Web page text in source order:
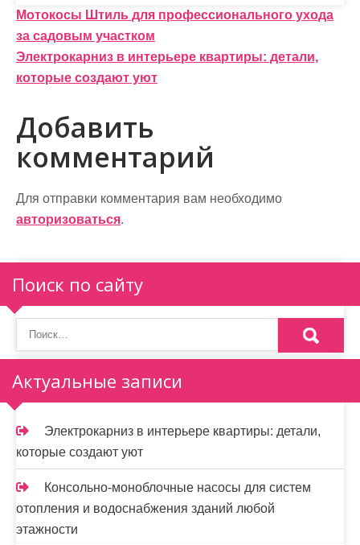
Н
а
в
и
г
а
ц
и
я
п
о
з
а
п
и
с
я
м
Мотокосы Штиль для профессионального ухода
за садовым участком
Электрокарниз в интерьере квартиры: детали,
которые создают уют
Добавить
комментарий
Для отправки комментария вам необходимо
авторизоваться.
Поиск по сайту
Актуальные записи
Электрокарниз в интерьере квартиры: детали,
которые создают уют
Консольно-моноблочные насосы для систем
отопления и водоснабжения зданий любой
этажности